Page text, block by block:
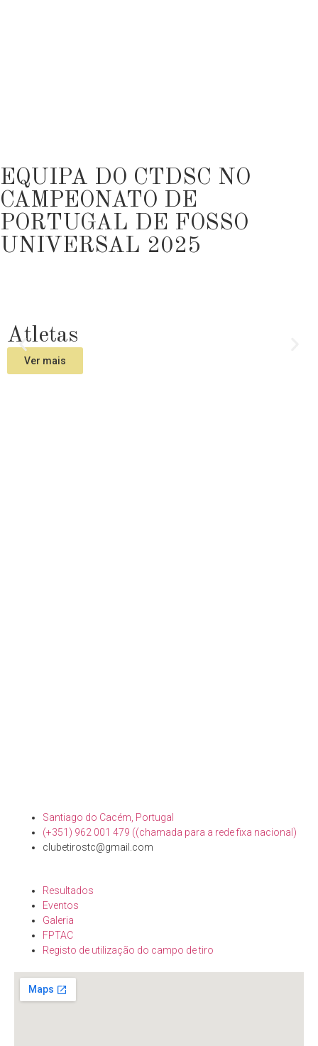
EQUIPA DO CTDSC NO
CAMPEONATO DE
PORTUGAL DE FOSSO
UNIVERSAL 2025
Atletas
Ver mais
Santiago do Cacém, Portugal
(+351) 962 001 479 ((chamada para a rede fixa nacional)
clubetirostc@gmail.com
Resultados
Eventos
Galeria
FPTAC
Registo de utilização do campo de tiro